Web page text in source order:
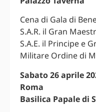
Cena di Gala di
S.A.R. il Gran
S.A.E. il Principe e
Militare Ordine di
Sabato 26 aprile
Roma
Basilica Papale di